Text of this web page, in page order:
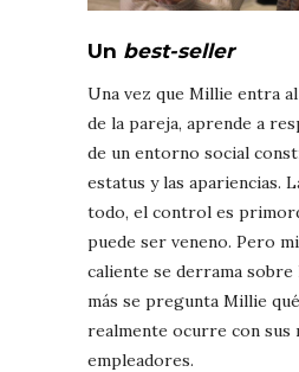
Un best-seller
Una vez que Millie entra
de la pareja, aprende a
de un entorno social
estatus y las apariencias.
todo, el control es
puede ser veneno. Pero
caliente se derrama
más se pregunta Millie
realmente ocurre con sus
empleadores.